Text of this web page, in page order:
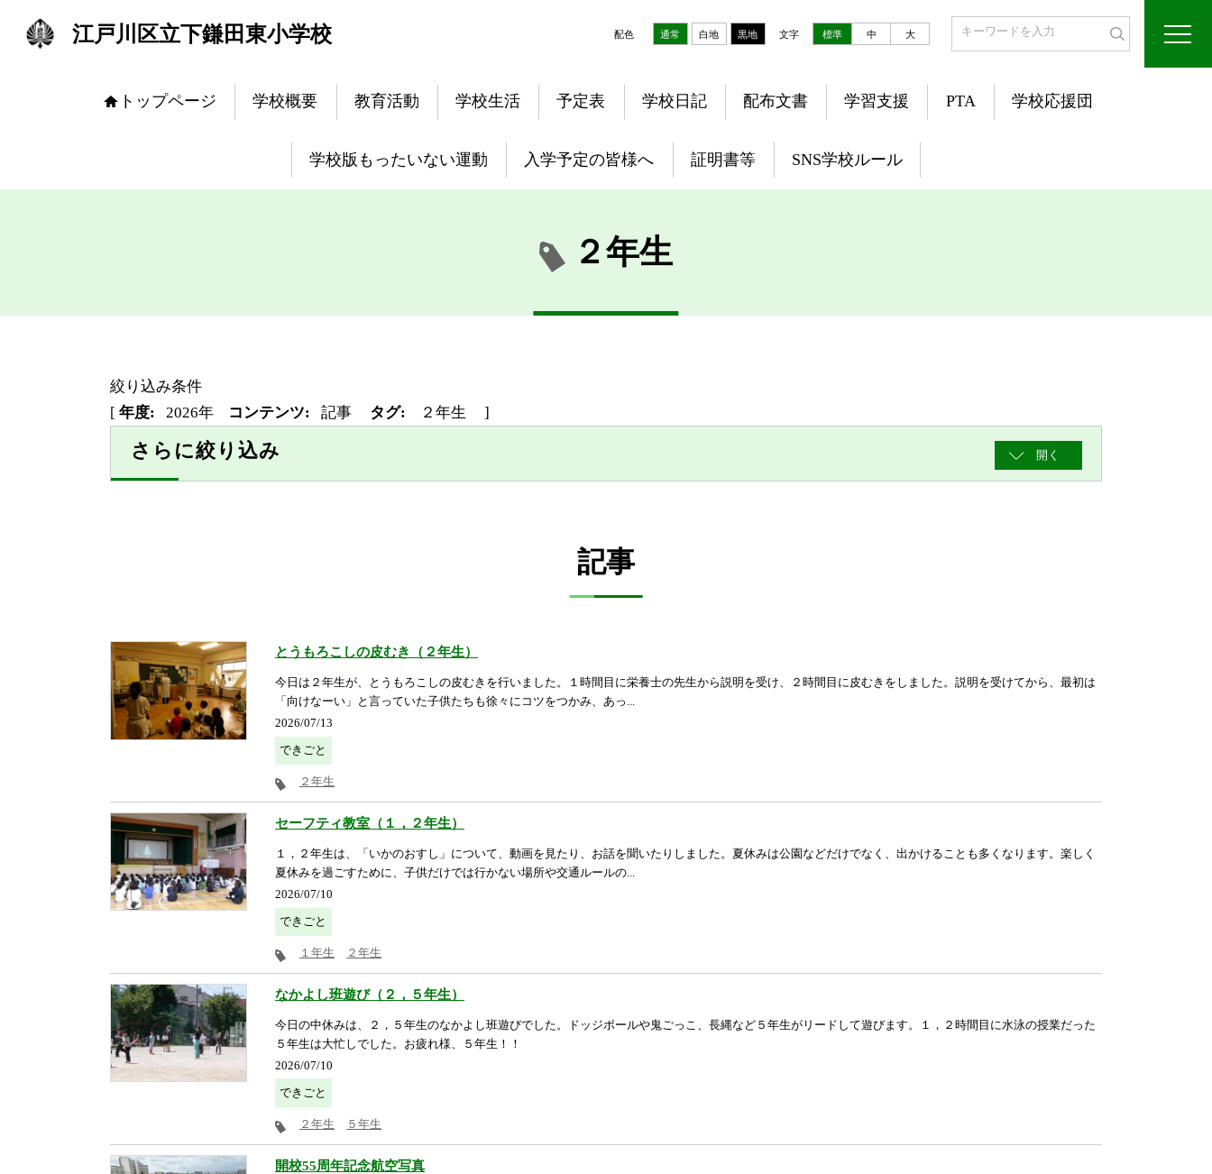
江戸川区立下鎌田東小学校 配色 通常 白地 黒地 文字 標準 中 大
トップページ 学校概要 教育活動 学校生活 予定表 学校日記 配布文書 学習支援 PTA 学校応援団
学校版もったいない運動 入学予定の皆様へ 証明書等 SNS学校ルール
２年生
絞り込み条件
[ 年度: 2026年 コンテンツ: 記事 タグ: ２年生 ]
さらに絞り込み 開く
記事
とうもろこしの皮むき（２年生）
今日は２年生が、とうもろこしの皮むきを行いました。１時間目に栄養士の先生から説明を受け、２時間目に皮むきをしました。説明を受けてから、最初は
「向けなーい」と言っていた子供たちも徐々にコツをつかみ、あっ...
2026/07/13
できごと
２年生
セーフティ教室（１，２年生）
１，２年生は、「いかのおすし」について、動画を見たり、お話を聞いたりしました。夏休みは公園などだけでなく、出かけることも多くなります。楽しく
夏休みを過ごすために、子供だけでは行かない場所や交通ルールの...
2026/07/10
できごと
１年生 ２年生
なかよし班遊び（２，５年生）
今日の中休みは、２，５年生のなかよし班遊びでした。ドッジボールや鬼ごっこ、長縄など５年生がリードして遊びます。１，２時間目に水泳の授業だった
５年生は大忙しでした。お疲れ様、５年生！！
2026/07/10
できごと
２年生 ５年生
開校55周年記念航空写真